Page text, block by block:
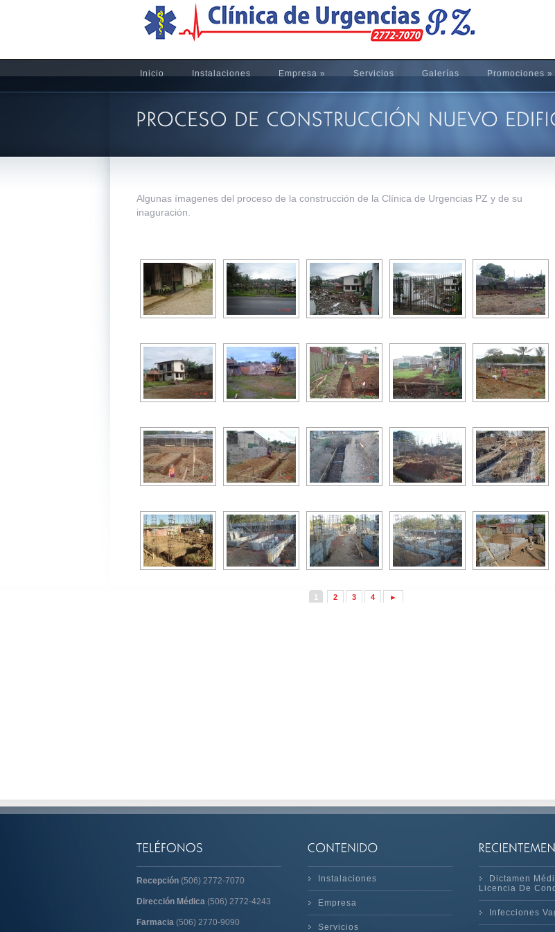
Inicio Instalaciones Empresa » Servicios Galerías Promociones »
Algunas ímagenes del proceso de la construcción de la Clínica de Urgencias PZ y de su
inaguración.
1 2 3 4 ►
Recepción (506) 2772-7070
Dirección Médica (506) 2772-4243
Farmacia (506) 2770-9090
Instalaciones
Empresa
Servicios
Dictamen
Licencia De
Infecciones